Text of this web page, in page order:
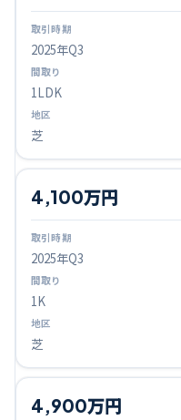
2025年Q3
1LDK
芝
2025年Q3
4,100万円
1K
芝
4,900万円